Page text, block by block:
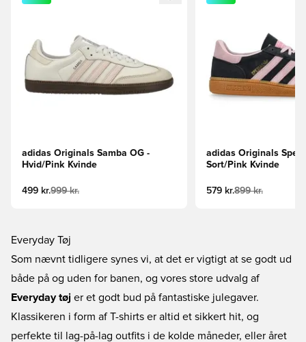
adidas Originals Samba OG -
Hvid/Pink Kvinde
499 kr.999 kr.
adidas Originals
Sort/Pink Kvinde
579 kr.899 kr.
Everyday Tøj
Som nævnt tidligere synes vi, at det er vigtigt at se godt ud
både på og uden for banen, og vores store udvalg af
Everyday tøj er et godt bud på fantastiske julegaver.
Klassikeren i form afT-shirts er altid et sikkert hit, og
perfekte til lag-på-lag outfits i de kolde måneder, eller året